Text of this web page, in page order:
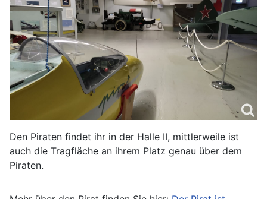
Den Piraten findet ihr in der Halle II, mittlerweile ist
auch die Tragfläche an ihrem Platz genau über dem
Piraten.